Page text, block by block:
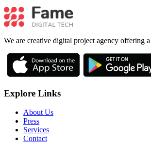
We are creative digital project agency offering
Explore Links
About Us
Press
Services
Contact